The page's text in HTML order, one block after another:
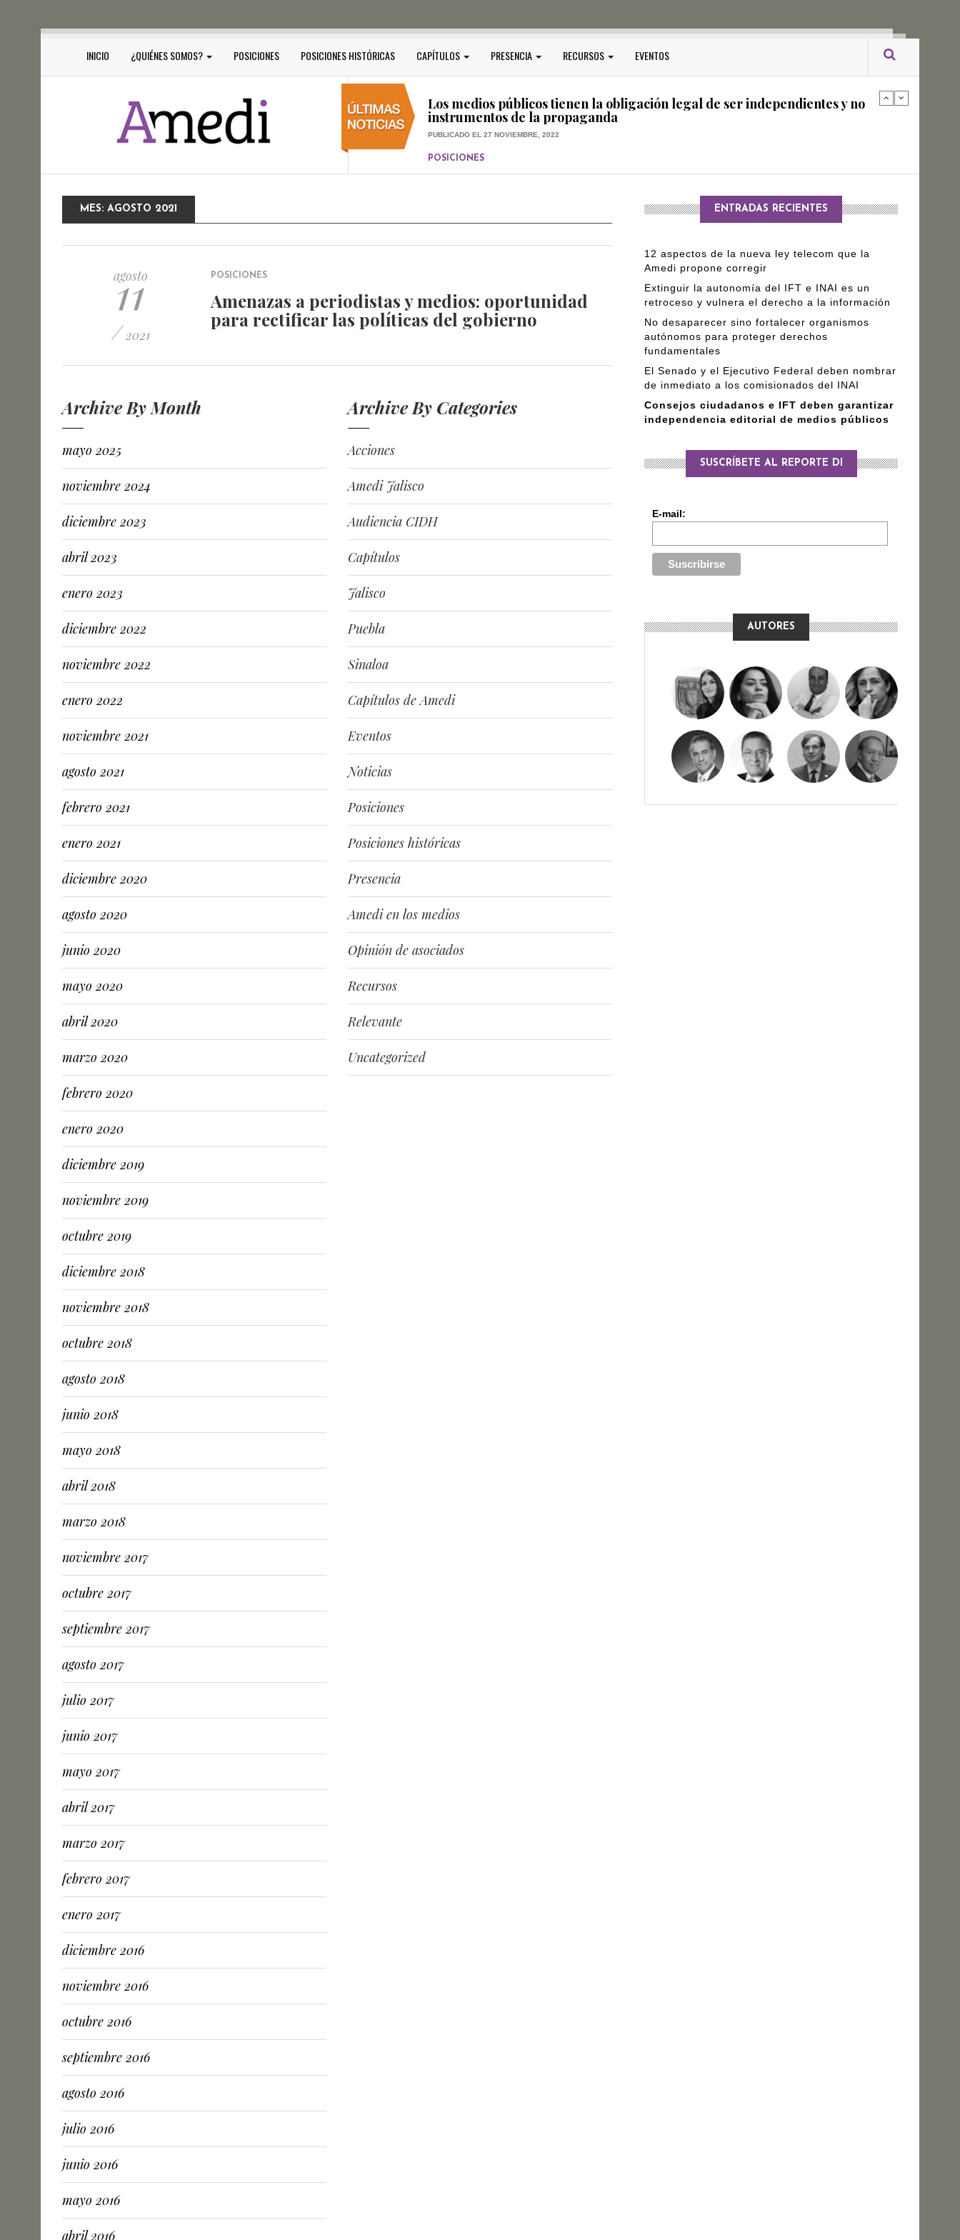
INICIO ¿QUIÉNES SOMOS? POSICIONES POSICIONES HISTÓRICAS CAPÍTULOS PRESENCIA RECURSOS EVENTOS
PUBLICADO EL 17 DICIEMBRE, 2022
Los medios públicos tienen la obligación legal de ser independientes y no
instrumentos de la propaganda
PUBLICADO EL 27 NOVIEMBRE, 2022
POSICIONES
Consejos ciudadanos e IFT deben garantizar independencia editorial de
MES: AGOSTO 2021
agosto
11
/ 2021
POSICIONES
Amenazas a periodistas y medios: oportunidad
para rectificar las políticas del gobierno
Archive By Month
mayo 2025
noviembre 2024
diciembre 2023
abril 2023
enero 2023
diciembre 2022
noviembre 2022
enero 2022
noviembre 2021
agosto 2021
febrero 2021
enero 2021
diciembre 2020
agosto 2020
junio 2020
mayo 2020
abril 2020
marzo 2020
febrero 2020
enero 2020
diciembre 2019
noviembre 2019
octubre 2019
diciembre 2018
noviembre 2018
octubre 2018
agosto 2018
junio 2018
mayo 2018
abril 2018
marzo 2018
noviembre 2017
octubre 2017
septiembre 2017
agosto 2017
julio 2017
junio 2017
mayo 2017
abril 2017
marzo 2017
febrero 2017
enero 2017
diciembre 2016
noviembre 2016
octubre 2016
septiembre 2016
agosto 2016
julio 2016
junio 2016
mayo 2016
abril 2016
Archive By Categories
Acciones
Amedi Jalisco
Audiencia CIDH
Capítulos
Jalisco
Puebla
Sinaloa
Capítulos de Amedi
Eventos
Noticias
Posiciones
Posiciones históricas
Presencia
Amedi en los medios
Opinión de asociados
Recursos
Relevante
Uncategorized
ENTRADAS RECIENTES
12 aspectos de la nueva ley telecom que la
Amedi propone corregir
Extinguir la autonomía del IFT e INAI es un
retroceso y vulnera el derecho a la información
No desaparecer sino fortalecer organismos
autónomos para proteger derechos
fundamentales
El Senado y el Ejecutivo Federal deben nombrar
de inmediato a los comisionados del INAI
Consejos ciudadanos e IFT deben garantizar
independencia editorial de medios públicos
SUSCRÍBETE AL REPORTE DI
E-mail:
AUTORES